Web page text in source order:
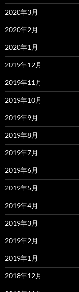
2020年3月
2020年2月
2020年1月
2019年12月
2019年11月
2019年10月
2019年9月
2019年8月
2019年7月
2019年6月
2019年5月
2019年4月
2019年3月
2019年2月
2019年1月
2018年12月